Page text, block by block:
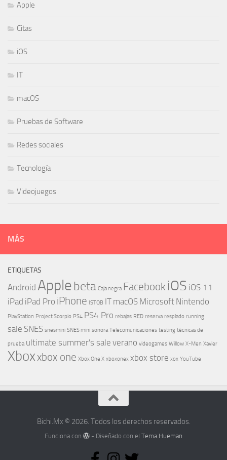
Apple
Citas
iOS
IT
macOS
Pruebas de Software
Redes sociales
Tecnología
Videojuegos
MÁS
ETIQUETAS
Android Applebeta Caja negra Facebook iOS iOS 11
iPad iPad Pro iPhone ISTQB IT macOS Microsoft Nintendo
PlayStation Project Scorpio PS4 PS4 Pro rebajas RED reserva resplado running
sale SNES snesmini SNES mini sonora Telecomunicaciones testing técnicas de
prueba ultimate summer's sale verano videogames Willow X-Men Xavier
Xboxxbox one Xbox One X xboxonex xbox store xox YouTube
Bichi.Mx © 2026. Todos los derechos reservados.
Funciona con - Diseñado con elTema Hueman